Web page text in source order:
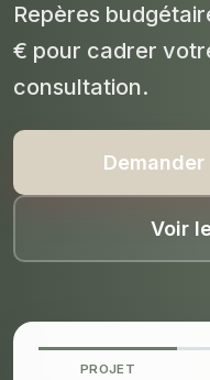
Repères
€ pour cadrer
consultation.
Voir
PROJET